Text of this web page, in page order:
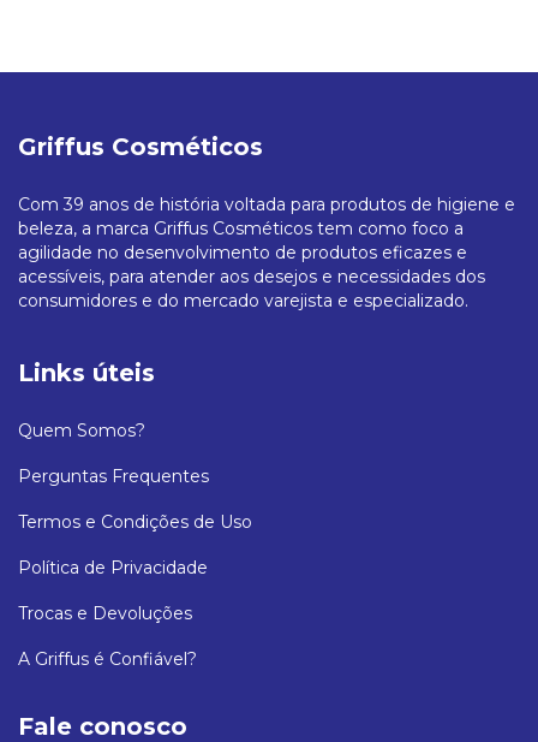
Griffus Cosméticos
Com 39 anos de história voltada para produtos de higiene e
beleza, a marca Griffus Cosméticos tem como foco a
agilidade no desenvolvimento de produtos eficazes e
acessíveis, para atender aos desejos e necessidades dos
consumidores e do mercado varejista e especializado.
Links úteis
Quem Somos?
Perguntas Frequentes
Termos e Condições de Uso
Política de Privacidade
Trocas e Devoluções
A Griffus é Confiável?
Fale conosco